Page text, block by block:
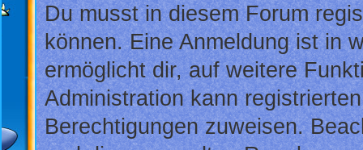
Du musst in diesem Forum
können. Eine Anmeldung ist in
ermöglicht dir, auf weitere
Administration kann
Berechtigungen zuweisen.